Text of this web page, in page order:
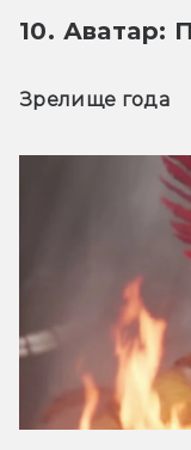
10. Аватар:
Зрелище года